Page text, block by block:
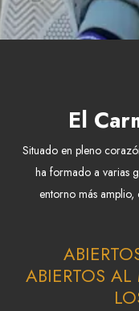
El
Situado en pleno
ha formado a varias
entorno más
ABIERTOS